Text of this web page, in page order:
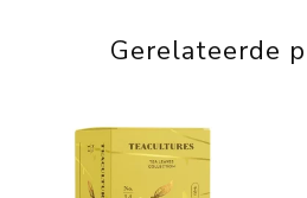
Gerelateerde